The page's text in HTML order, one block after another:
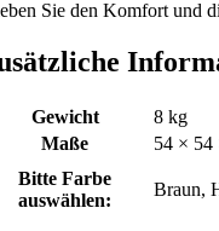
Sie den Komfort und
Gewicht
8 kg
Maße
54 × 54
Bitte Farbe
auswählen:
Braun,